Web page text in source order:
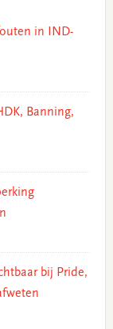
in IND-
Banning,
bij Pride,